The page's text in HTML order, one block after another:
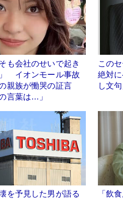
も会社のせいで起き
イオンモール事故
親族が慟哭の証言
言葉は…」
この
絶対
し文
を予見した男が語る
「飲